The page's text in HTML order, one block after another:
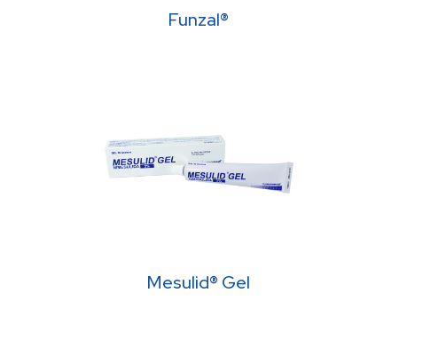
Funzal®
Mesulid® Gel